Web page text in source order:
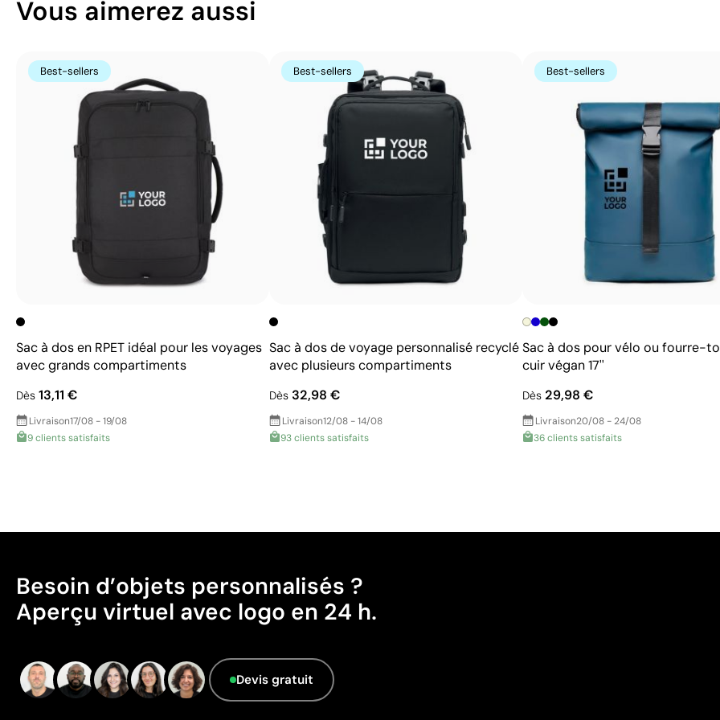
Possibilité d’impression avec couleurs Pantone®
exactes
Excellent rapport qualité-prix pour les grandes
séries
Idéale pour logos simples sans détails fins
Vous aimerez aussi
Best-sellers
Sac à dos en RPET idéal pour les voyages
avec grands compartiments
Dès 13,11 €
Livraison17/08 - 19/08
9 clients satisfaits
Best-sellers
Sac à dos de voyage personnalisé recyclé
avec plusieurs compartiments
Dès32,98 €
Livraison12/08 - 14/08
93 clients satisfaits
Best-sellers
Sac à dos pour vélo ou fourre-
cuir végan 17''
Dès29,98 €
Livraison20/08 - 24/08
36 clients satisfaits
Besoin d’objets personnalisés ?
Aperçu virtuel avec logo en 24 h.
Devis gratuit